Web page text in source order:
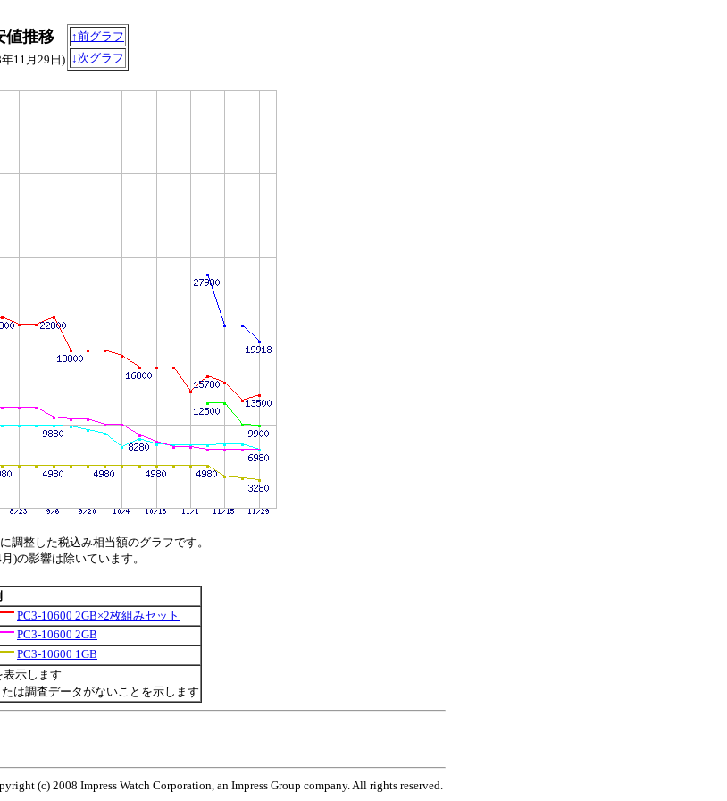
値推移
↑前グラフ
↓次グラフ
11月29日)
整した税込み相当額のグラフです。
)の影響は除いています。
PC3-10600 2GB×2枚組みセット
PC3-10600 2GB
PC3-10600 1GB
示します
は調査データがないことを示します
(c) 2008 Impress Watch Corporation, an Impress Group company. All rights reserved.